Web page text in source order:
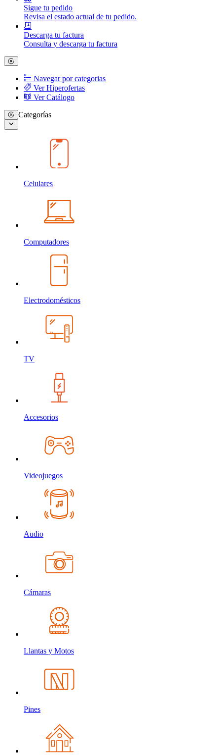
Sigue tu pedido
Revisa el estado actual de tu pedido.
Descarga tu factura
Consulta y descarga tu factura
Navegar por categorias
Ver Hiperofertas
Ver Catálogo
Categorías
Celulares
Computadores
Electrodomésticos
TV
Accesorios
Videojuegos
Audio
Cámaras
Llantas y Motos
Pines